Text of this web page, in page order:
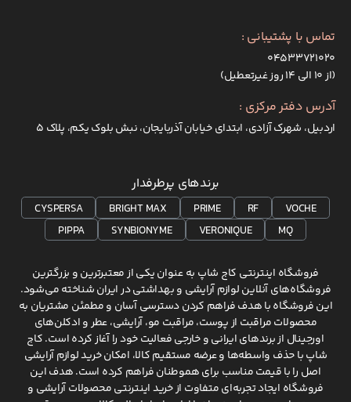
تماس با پشتیبانی :
۰۴۵۳۳۷۲۱۰۲۰
(از ۱۰ الی ۱۴ روز غیرتعطیل)
آدرس دفتر مرکزی :
اردبیل، شهرک آزادی، ابتدای خیابان آذربایجان، نبش بلوک یکم، پلاک 5
برندهای پرطرفدار
VOCHE
RF
PRIME
BRIGHT MAX
CYSPERSA
MQ
VERONIQUE
SYNBIONYME
PIPPA
فروشگاه اینترنتی کاج شاپ به عنوان یکی از معتبرترین و بزرگترین
فروشگاه‌های آنلاین لوازم آرایشی و بهداشتی در ایران شناخته می‌شود.
این فروشگاه با هدف فراهم کردن دسترسی آسان و مطمئن مشتریان به
محصولات مراقبت از پوست، مراقبت مو، آرایشی، عطر و ادکلن‌های
اورجینال از برندهای ایرانی و خارجی فعالیت خود را آغاز کرده است. کاج
شاپ با حذف واسطه‌ها و عرضه مستقیم کالا، امکان خرید لوازم آرایشی
اصل را با قیمت مناسب برای هموطنان فراهم کرده است. هدف این
فروشگاه ایجاد تجربه‌ای متفاوت از خرید اینترنتی محصولات آرایشی و